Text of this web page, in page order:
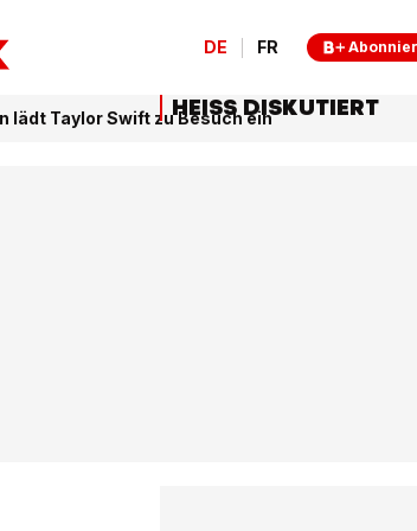
DE FR
lädt Taylor Swift zu Besuch einHEISS DISKUTIERT